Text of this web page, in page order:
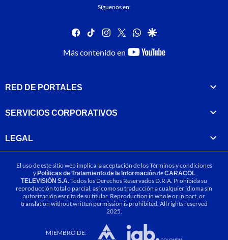
Síguenos en:
facebook
tiktok instagram
twitterwhatsapp
google
Más contenido en
youtube-
RED DE PORTALES
SERVICIOS CORPORATIVOS
LEGAL
El uso de este sitio web implica la aceptación de losTérminos y condiciones
yPolíticas de Tratamiento de la InformacióndeCARACOL
TELEVISIÓN S.A.Todos los Derechos Reservados D.R.A. Prohibida su
reproducción total o parcial, así como su traducción a cualquier idioma sin
autorización escrita de su titular. Reproduction in whole or in part, or
translation without written permission is prohibited. All rights reserved
2025.
MIEMBRO DE: